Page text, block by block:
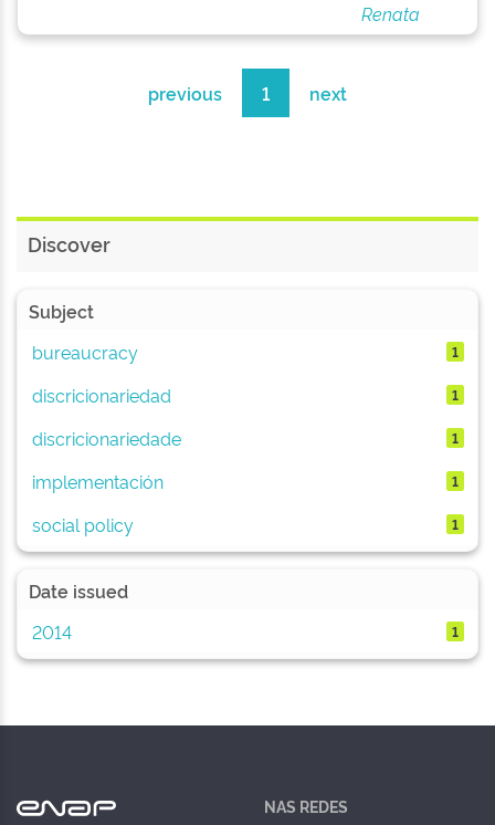
Renata
previous 1 next
Discover
Subject
bureaucracy
1
discricionariedad 1
discricionariedade 1
implementación 1
social policy 1
Date issued
2014
1
NAS REDES